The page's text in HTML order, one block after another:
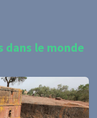
le monde